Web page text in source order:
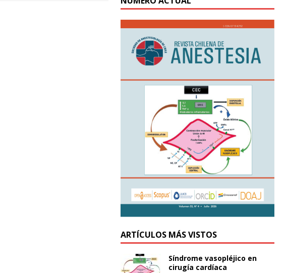
ARTÍCULOS MÁS VISTOS
Síndrome vasopléjico en
cirugía cardíaca